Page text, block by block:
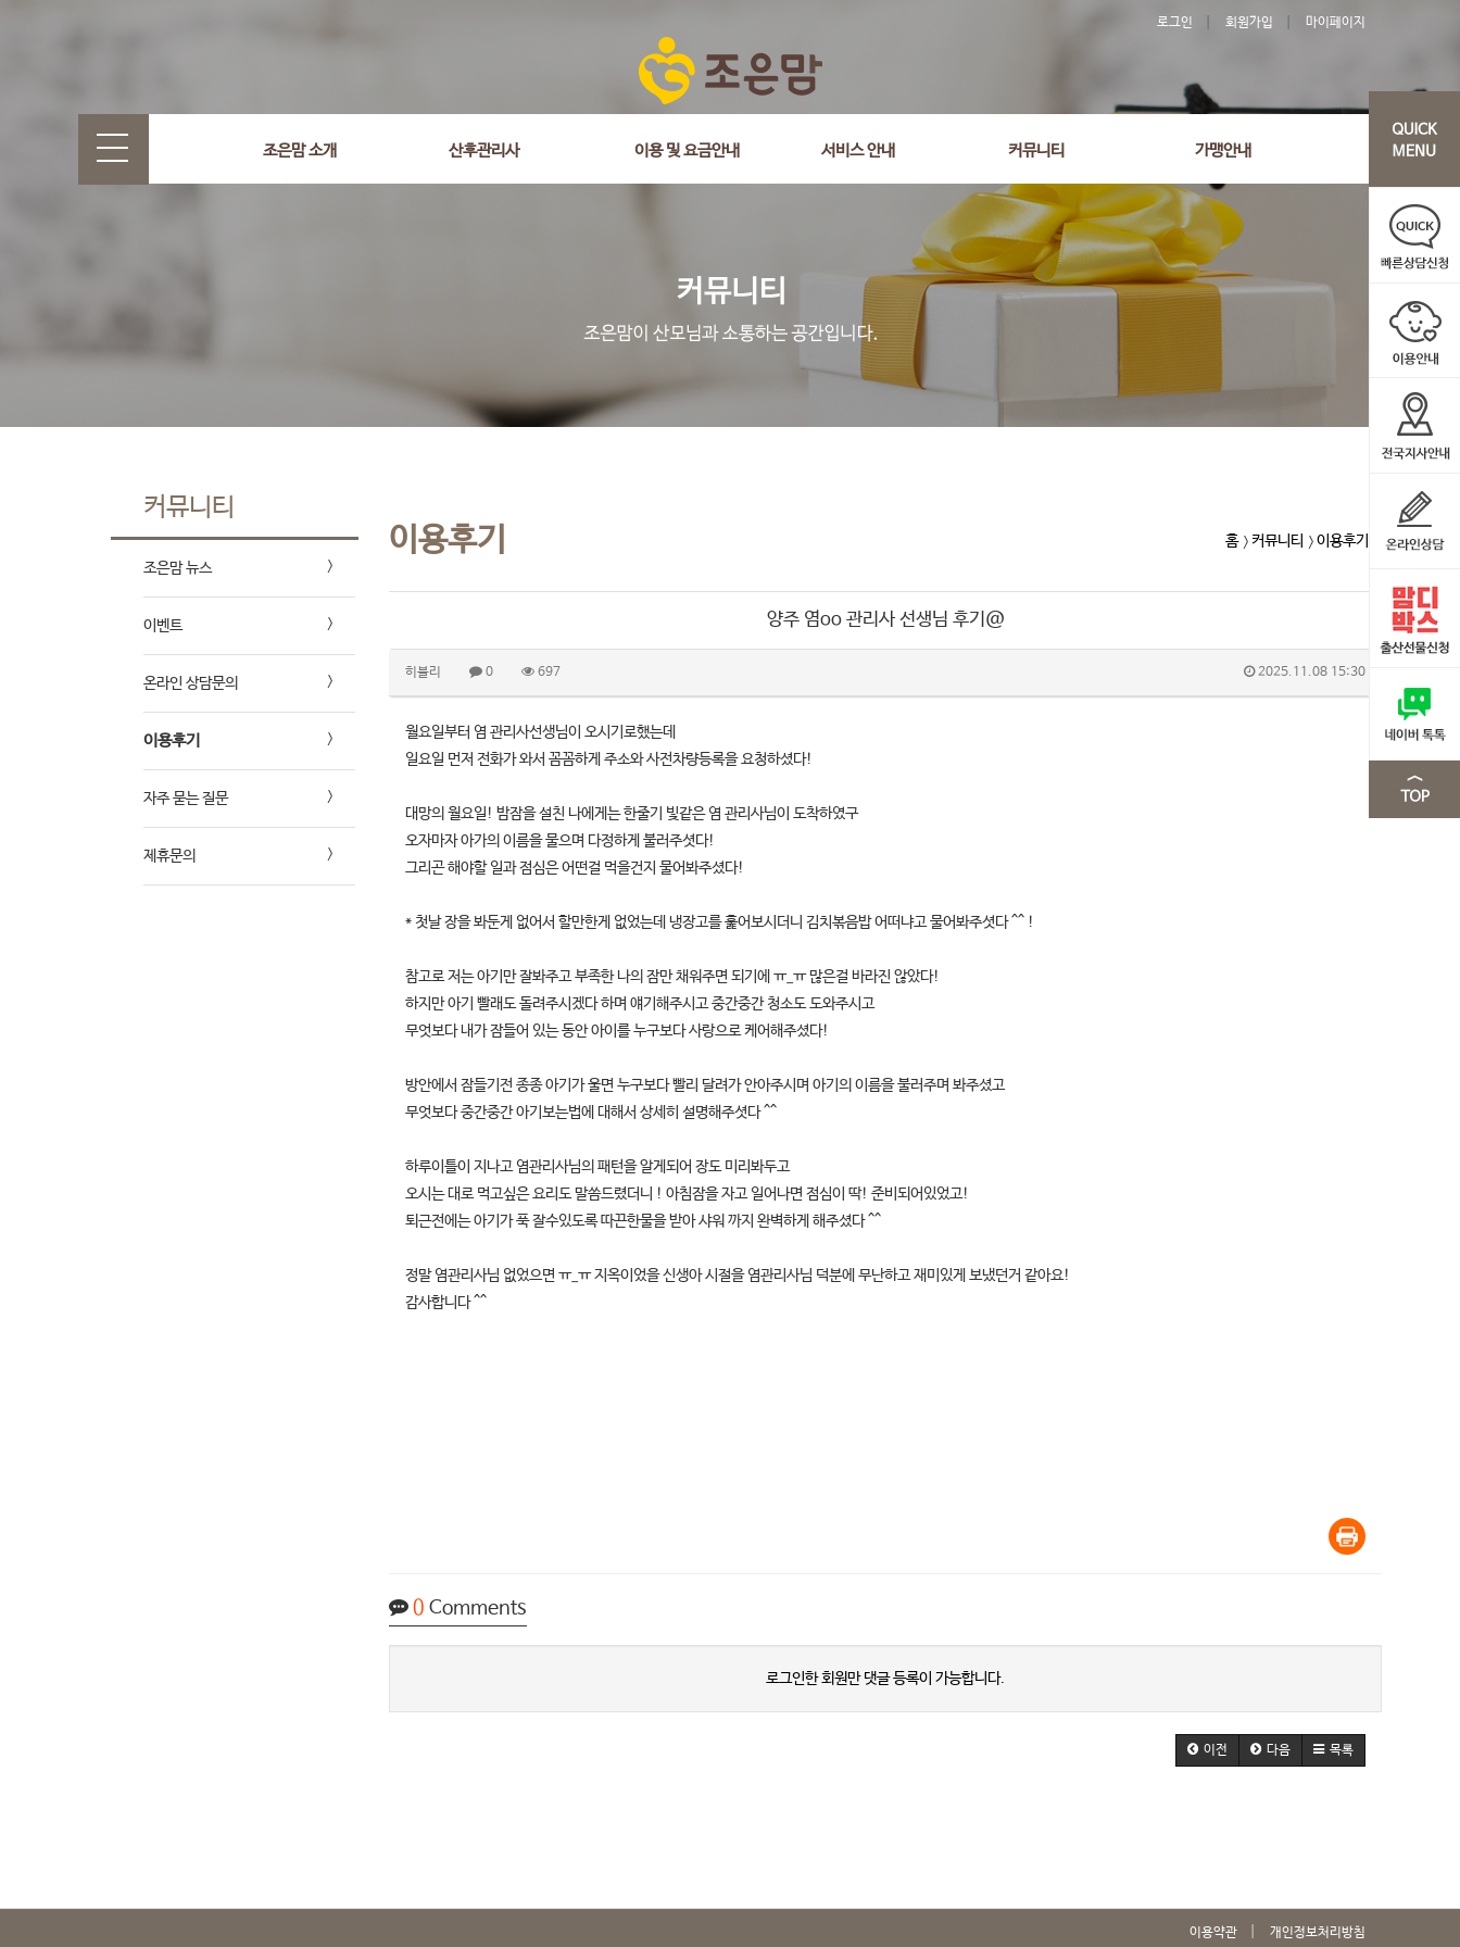
로그인 회원가입 마이페이지
조은맘 소개 산후관리사 이용 및 요금안내 서비스 안내 커뮤니티 가맹안내
select wr_id, wr_subject from g5_write_m05_04 where wr_is_comment = 0 and wr_datetime <= '2025-11-08 15:30:30' and wr_id <> '2640' order by wr_datetime desc limit 1 asdasf
커뮤니티
조은맘 뉴스
이벤트
온라인 상담문의
이용후기
자주 묻는 질문
제휴문의
이용후기 홈 커뮤니티 이용후기
양주 염oo 관리사 선생님 후기@
히블리 0 697 2025.11.08 15:30
월요일부터 염 관리사선생님이 오시기로했는데
일요일 먼저 전화가 와서 꼼꼼하게 주소와 사전차량등록을 요청하셨다!
대망의 월요일! 밤잠을 설친 나에게는 한줄기 빛같은 염 관리사님이 도착하였구
오자마자 아가의 이름을 물으며 다정하게 불러주셧다!
그리곤 해야할 일과 점심은 어떤걸 먹을건지 물어봐주셨다!
* 첫날 장을 봐둔게 없어서 할만한게 없었는데 냉장고를 훑어보시더니 김치볶음밥 어떠냐고 물어봐주셧다 ^^ !
참고로 저는 아기만 잘봐주고 부족한 나의 잠만 채워주면 되기에 ㅠ_ㅠ 많은걸 바라진 않았다!
하지만 아기 빨래도 돌려주시겠다 하며 얘기해주시고 중간중간 청소도 도와주시고
무엇보다 내가 잠들어 있는 동안 아이를 누구보다 사랑으로 케어해주셨다!
방안에서 잠들기전 종종 아기가 울면 누구보다 빨리 달려가 안아주시며 아기의 이름을 불러주며 봐주셨고
무엇보다 중간중간 아기보는법에 대해서 상세히 설명해주셧다 ^^
하루이틀이 지나고 염관리사님의 패턴을 알게되어 장도 미리봐두고
오시는 대로 먹고싶은 요리도 말씀드렸더니 ! 아침잠을 자고 일어나면 점심이 딱! 준비되어있었고!
퇴근전에는 아기가 푹 잘수있도록 따끈한물을 받아 샤워 까지 완벽하게 해주셨다 ^^
정말 염관리사님 없었으면 ㅠ_ㅠ 지옥이었을 신생아 시절을 염관리사님 덕분에 무난하고 재미있게 보냈던거 같아요!
감사합니다 ^^
0 Comments
로그인한 회원만 댓글 등록이 가능합니다.
이전 다음 목록
이용약관 개인정보처리방침